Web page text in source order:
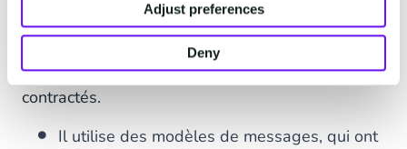
Adjust preferences
Deny
Ce sont des messages qui contiennent des
informations nécessaires pour que vos clients
utilisent vos produits ou services, une fois
contractés.
Il utilise des modèles de messages, qui ont